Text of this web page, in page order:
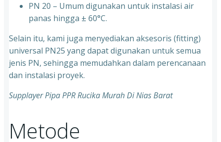
⁠PN 20 – Umum digunakan untuk instalasi air
panas hingga ± 60°C.
Selain itu, kami juga menyediakan aksesoris (fitting)
universal PN25 yang dapat digunakan untuk semua
jenis PN, sehingga memudahkan dalam perencanaan
dan instalasi proyek.
Supplayer Pipa PPR Rucika Murah Di Nias Barat
Metode